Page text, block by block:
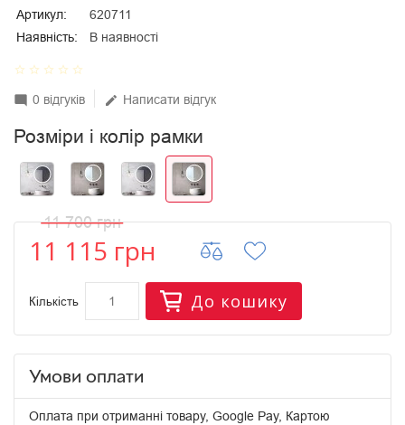
Артикул:
620711
Наявність:
В наявності
star_border star_border star_border star_border star_border
mode_comment 0 відгуків edit Написати відгук
Розміри і колір рамки
11 700 грн
11 115 грн
Кількість До кошику
Умови оплати
Оплата при отриманні товару, Google Pay, Картою